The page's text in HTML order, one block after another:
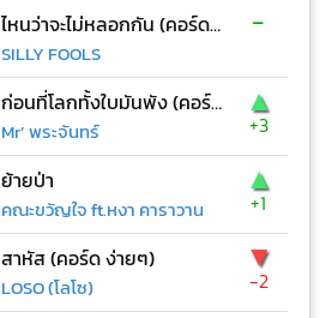
ไหนว่าจะไม่หลอกกัน (คอร์ด ง่ายๆ)
SILLY FOOLS
-
ก่อนที่โลกทั้งใบมันพัง (คอร์ด ง่ายๆ)
Mr’ พระจันทร์
▲
+3
ย้ายป่า
คณะขวัญใจ ft.หงา คาราวาน
▲
+1
สาหัส (คอร์ด ง่ายๆ)
LOSO (โลโซ)
▼
-2